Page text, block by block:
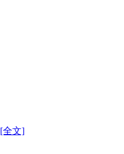
[全文]